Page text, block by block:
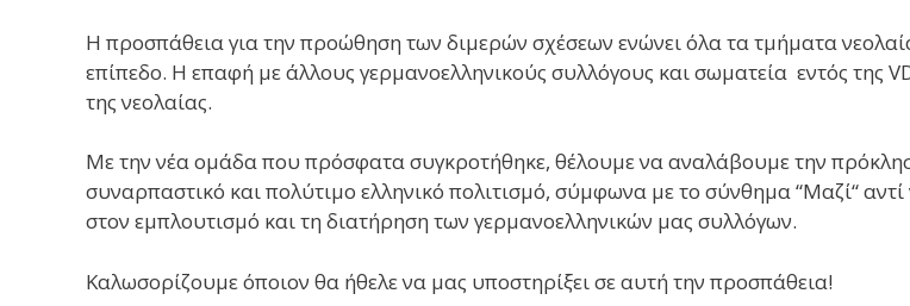
Η προσπάθεια για την προώθηση των διμερών σχέσεων ενώνει όλα τα τμήματα
επίπεδο. Η επαφή με άλλους γερμανοελληνικούς συλλόγους και σωματεία εντός της
της νεολαίας.
Με την νέα ομάδα που πρόσφατα συγκροτήθηκε, θέλουμε να αναλάβουμε την
συναρπαστικό και πολύτιμο ελληνικό πολιτισμό, σύμφωνα με το σύνθημα “Μαζί“
στον εμπλουτισμό και τη διατήρηση των γερμανοελληνικών μας συλλόγων.
Καλωσορίζουμε όποιον θα ήθελε να μας υποστηρίξει σε αυτή την προσπάθεια!